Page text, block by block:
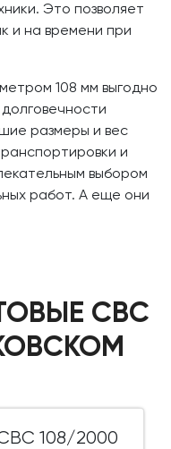
Это позволяет
и на времени при
108 мм выгодно
размеры и вес
и
выбором
работ. А еще они
СВС
108/2000